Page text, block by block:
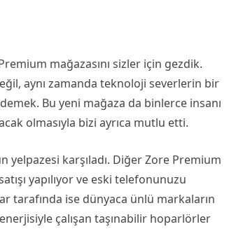
mağazasını sizler için gezdik.
aynı zamanda teknoloji severlerin bir
Bu yeni mağaza da binlerce insanı
olmasıyla bizi ayrıca mutlu etti.
karşıladı. Diğer Zore Premium
yapılıyor ve eski telefonunuzu
tarafında ise dünyaca ünlü markaların
çalışan taşınabilir hoparlörler